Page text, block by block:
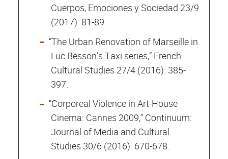
Cuerpos, Emociones y Sociedad 23/9
(2017): 81-89.
“The Urban Renovation of Marseille in
Luc Besson’s Taxi series,” French
Cultural Studies 27/4 (2016): 385-
397.
“Corporeal Violence in Art-House
Cinema: Cannes 2009,” Continuum:
Journal of Media and Cultural
Studies 30/6 (2016): 670-678.